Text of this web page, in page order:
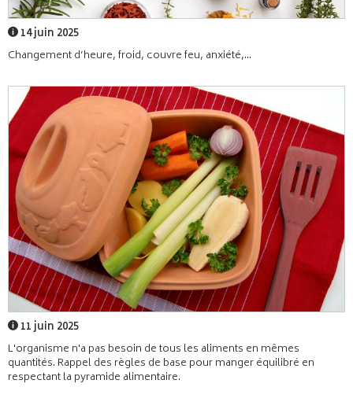
14 juin 2025
Changement d’heure, froid, couvre feu, anxiété,...
11 juin 2025
L'organisme n'a pas besoin de tous les aliments en mêmes
quantités. Rappel des règles de base pour manger équilibré en
respectant la pyramide alimentaire.